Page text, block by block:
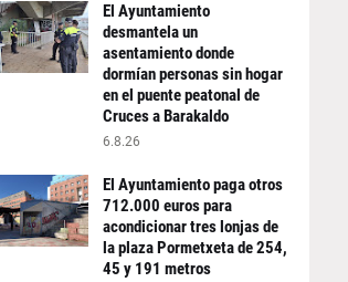
El Ayuntamiento
desmantela un
asentamiento donde
dormían personas sin hogar
en el puente peatonal de
Cruces a Barakaldo
6.8.26
El Ayuntamiento paga otros
712.000 euros para
acondicionar tres lonjas de
la plaza Pormetxeta de 254,
45 y 191 metros